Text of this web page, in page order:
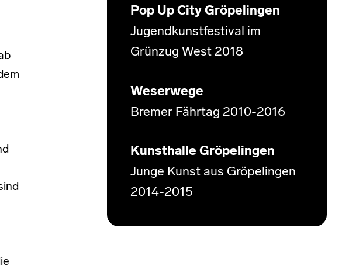
Pop Up City Gröpelingen
Jugendkunstfestival im
Grünzug West 2018
Weserwege
Bremer Fährtag 2010-2016
Kunsthalle Gröpelingen
Junge Kunst aus Gröpelingen
2014-2015